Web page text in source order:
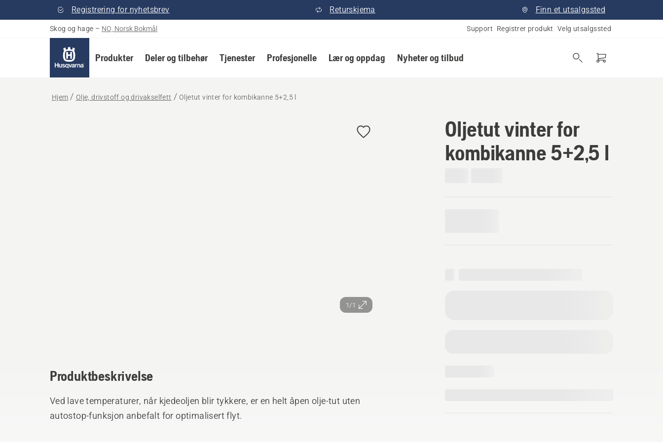
Registrering for nyhetsbrev Returskjema Finn et utsalgssted
Skog og hage – NO, Norsk Bokmål Support Registrer produkt Velg utsalgssted
Produkter Deler og tilbehør Tjenester Profesjonelle Lær og oppdag Nyheter og tilbud
Hjem Olje, drivstoff og drivakselfett Oljetut vinter for kombikanne 5+2,5 l
1/1
Oljetut vinter for
kombikanne 5+2,5 l
Produktbeskrivelse
Ved lave temperaturer, når kjedeoljen blir tykkere, er en helt åpen olje-tut uten
autostop-funksjon anbefalt for optimalisert flyt.